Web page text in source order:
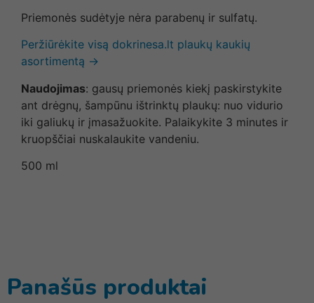
Priemonės sudėtyje nėra parabenų ir sulfatų.
Peržiūrėkite visą dokrinesa.lt plaukų kaukių
asortimentą →
Naudojimas: gausų priemonės kiekį paskirstykite
ant drėgnų, šampūnu ištrinktų plaukų: nuo vidurio
iki galiukų ir įmasažuokite. Palaikykite 3 minutes ir
kruopščiai nuskalaukite vandeniu.
500 ml
Panašūs produktai